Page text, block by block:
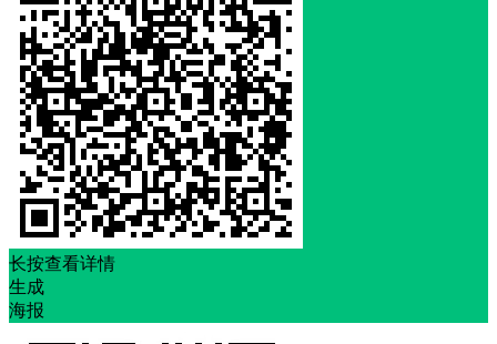
长按查看详情
生成
海报